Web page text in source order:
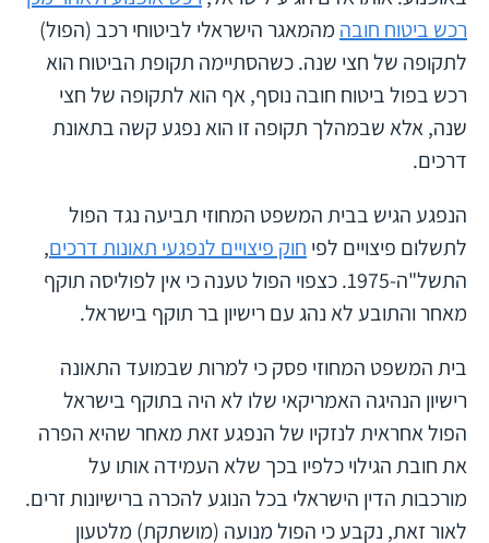
רכש ביטוח חובה מהמאגר הישראלי לביטוחי רכב (הפול)
לתקופה של חצי שנה. כשהסתיימה תקופת הביטוח הוא
רכש בפול ביטוח חובה נוסף, אף הוא לתקופה של חצי
שנה, אלא שבמהלך תקופה זו הוא נפגע קשה בתאונת
דרכים.
הנפגע הגיש בבית המשפט המחוזי תביעה נגד הפול
לתשלום פיצויים לפי חוק פיצויים לנפגעי תאונות דרכים,
התשל"ה-1975. כצפוי הפול טענה כי אין לפוליסה תוקף
מאחר והתובע לא נהג עם רישיון בר תוקף בישראל.
בית המשפט המחוזי פסק כי למרות שבמועד התאונה
רישיון הנהיגה האמריקאי שלו לא היה בתוקף בישראל
הפול אחראית לנזקיו של הנפגע זאת מאחר שהיא הפרה
את חובת הגילוי כלפיו בכך שלא העמידה אותו על
מורכבות הדין הישראלי בכל הנוגע להכרה ברישיונות זרים.
לאור זאת, נקבע כי הפול מנועה (מושתקת) מלטעון